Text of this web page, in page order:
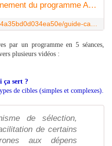
Carnet d&#39;accompagnement du programme ADOLE by bdubois on Genially
par un programme en 5 séances,
plusieurs vidéos :
ça sert ?
de cibles (simples et complexes).
de sélection,
de certains
aux dépens